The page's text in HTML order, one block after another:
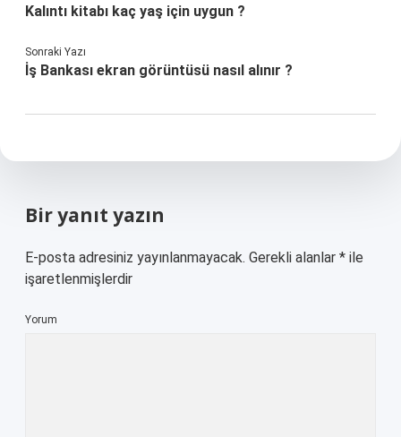
Kalıntı kitabı kaç yaş için uygun ?
Sonraki Yazı
İş Bankası ekran görüntüsü nasıl alınır ?
Bir yanıt yazın
E-posta adresiniz yayınlanmayacak. Gerekli alanlar * ile
işaretlenmişlerdir
Yorum